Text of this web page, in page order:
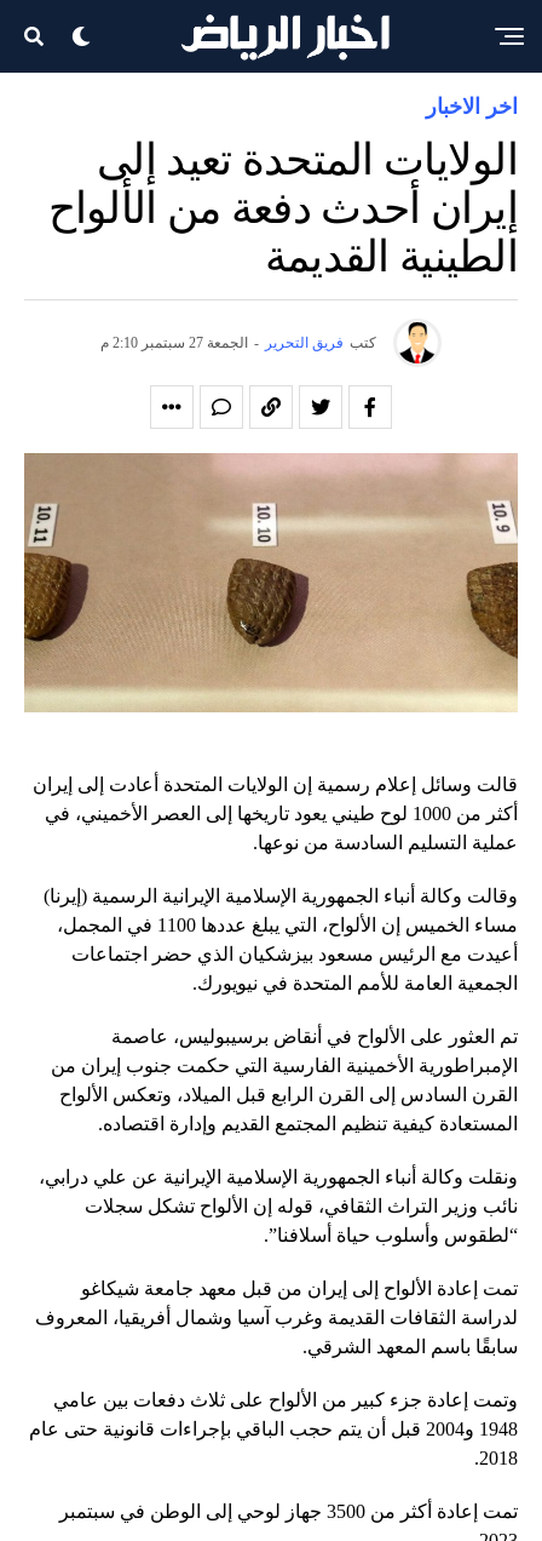
اخر الاخبار
الولايات المتحدة تعيد إلى
إيران أحدث دفعة من الألواح
الطينية القديمة
كتب فريق التحرير - الجمعة 27 سبتمبر 2:10 م
قالت وسائل إعلام رسمية إن الولايات المتحدة أعادت إلى إيران
أكثر من 1000 لوح طيني يعود تاريخها إلى العصر الأخميني، في
عملية التسليم السادسة من نوعها.
وقالت وكالة أنباء الجمهورية الإسلامية الإيرانية الرسمية (إيرنا)
مساء الخميس إن الألواح، التي يبلغ عددها 1100 في المجمل،
أعيدت مع الرئيس مسعود بيزشكيان الذي حضر اجتماعات
الجمعية العامة للأمم المتحدة في نيويورك.
تم العثور على الألواح في أنقاض برسيبوليس، عاصمة
الإمبراطورية الأخمينية الفارسية التي حكمت جنوب إيران من
القرن السادس إلى القرن الرابع قبل الميلاد، وتعكس الألواح
المستعادة كيفية تنظيم المجتمع القديم وإدارة اقتصاده.
ونقلت وكالة أنباء الجمهورية الإسلامية الإيرانية عن علي درابي،
نائب وزير التراث الثقافي، قوله إن الألواح تشكل سجلات
“لطقوس وأسلوب حياة أسلافنا”.
تمت إعادة الألواح إلى إيران من قبل معهد جامعة شيكاغو
لدراسة الثقافات القديمة وغرب آسيا وشمال أفريقيا، المعروف
سابقًا باسم المعهد الشرقي.
وتمت إعادة جزء كبير من الألواح على ثلاث دفعات بين عامي
1948 و2004 قبل أن يتم حجب الباقي بإجراءات قانونية حتى عام
2018.
تمت إعادة أكثر من 3500 جهاز لوحي إلى الوطن في سبتمبر